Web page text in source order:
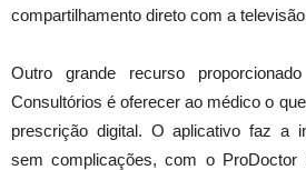
compartilhamento direto com a
Outro grande recurso
Consultórios é oferecer ao médico o
prescrição digital. O aplicativo faz a
sem complicações, com o ProDoctor